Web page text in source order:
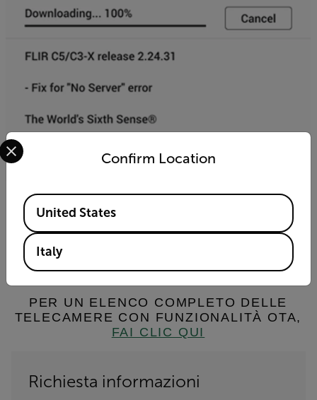
PER UN ELENCO COMPLETO DELLE
TELECAMERE CON FUNZIONALITÀ OTA,
FAI CLIC QUI
Richiesta informazioni
Confirm Location
Select your preferred country and language from the
Available Locations
United States
Italy